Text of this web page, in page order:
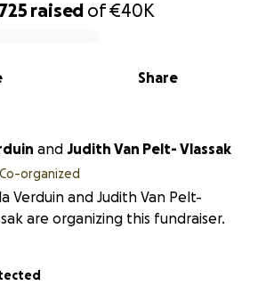
raised of€40K
Share
and Judith Van Pelt- Vlassak
Co-organized
Verduin and Judith Van Pelt-
are organizing this fundraiser.